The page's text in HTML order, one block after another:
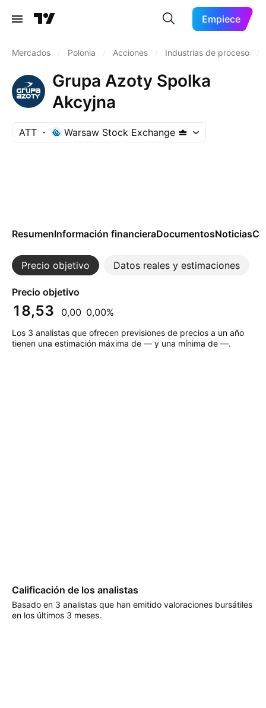
Empiece
Mercados Polonia Acciones Industrias de proceso
Grupa Azoty Spolka
Akcyjna
ATT Warsaw Stock Exchange
ResumenInformación financieraDocumentosNoticias
Precio objetivo Datos reales y estimaciones
Precio objetivo
18,53 0,00 0,00%
Los 3 analistas que ofrecen previsiones de precios a un año
tienen una estimación máxima de — y una mínima de —.
Calificación de los analistas
Basado en 3 analistas que han emitido valoraciones bursátiles
en los últimos 3 meses.